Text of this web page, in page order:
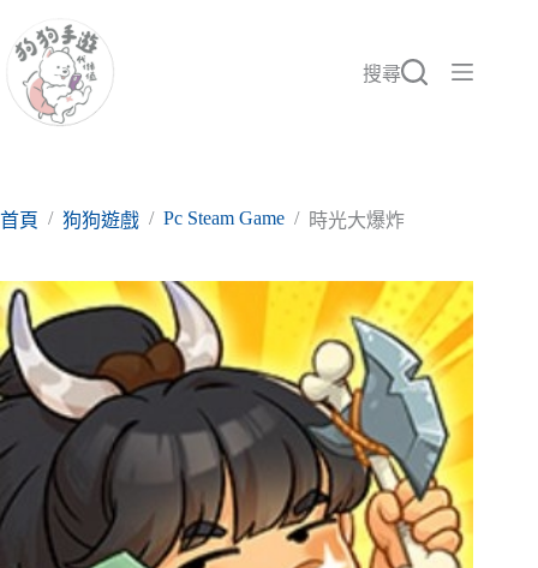
至
要
搜尋
首頁 / 狗狗遊戲 / Pc Steam Game / 時光大爆炸